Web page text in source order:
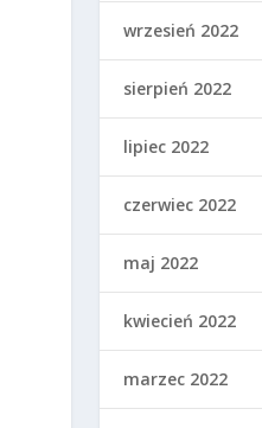
wrzesień 2022
sierpień 2022
lipiec 2022
czerwiec 2022
maj 2022
kwiecień 2022
marzec 2022